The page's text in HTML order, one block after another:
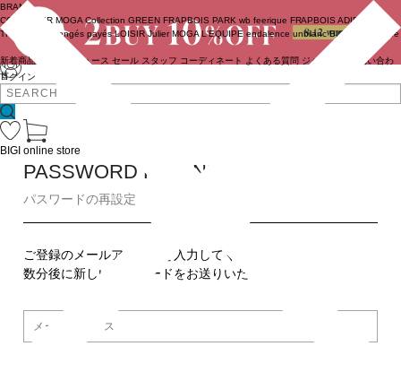
ログイン
BRAND
COUTURIER MOGA Collection GREEN FRAPBOIS PARK wb feerique FRAPBOIS ADIEU
TRISTESSE
congés payés LOISIR Julier MOGA L'EQUIPE endalence unbilanc BIGI online store
新着商品 ニュース セール スタッフ コーディネート よくある質問 ジャーナル
お問い合わ
せ
BIGI online store
PASSWORD REMINDER
パスワードの再設定
ご登録のメールアドレスを入力してください。
数分後に新しいパスワードをお送りいたします。